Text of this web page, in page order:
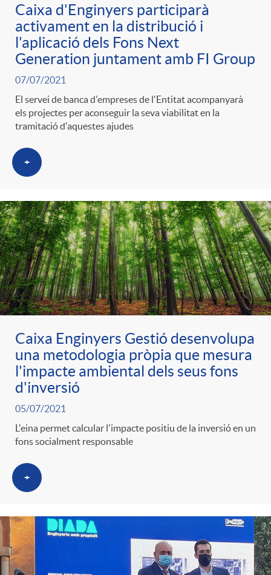
Caixa d'Enginyers participarà
activament en la distribució i
l'aplicació dels Fons Next
Generation juntament amb FI Group
07/07/2021
El servei de banca d'empreses de l'Entitat acompanyarà
els projectes per aconseguir la seva viabilitat en la
tramitació d'aquestes ajudes
+
Caixa Enginyers Gestió desenvolupa
una metodologia pròpia que mesura
l'impacte ambiental dels seus fons
d'inversió
05/07/2021
L'eina permet calcular l'impacte positiu de la inversió en un
fons socialment responsable
+